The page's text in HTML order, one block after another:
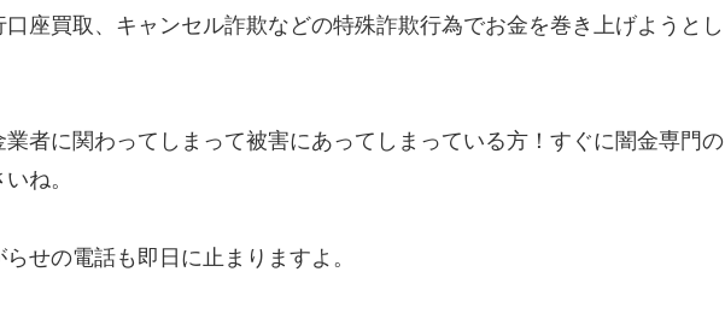
座買取、キャンセル詐欺などの特殊詐欺行為でお金を巻き上げようとし
者に関わってしまって被害にあってしまっている方！すぐに闇金専門の
ね。
せの電話も即日に止まりますよ。